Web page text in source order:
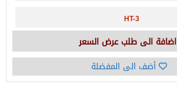
HT-3
اضافة الى طلب عرض السعر
أضف الى المفضلة